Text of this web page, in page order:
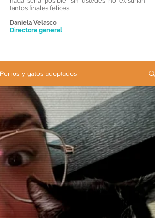
tantos finales felices.
Daniela Velasco
Directora general
Perros y gatos adoptados